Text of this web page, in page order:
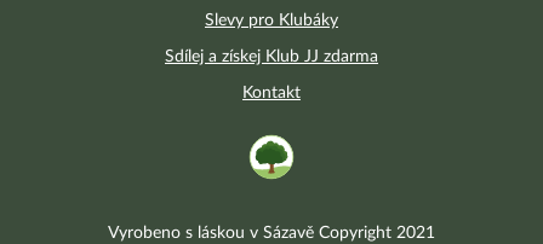
Slevy pro Klubáky
Sdílej a získej Klub JJ zdarma
Kontakt
Vyrobeno s láskou v Sázavě Copyright 2021